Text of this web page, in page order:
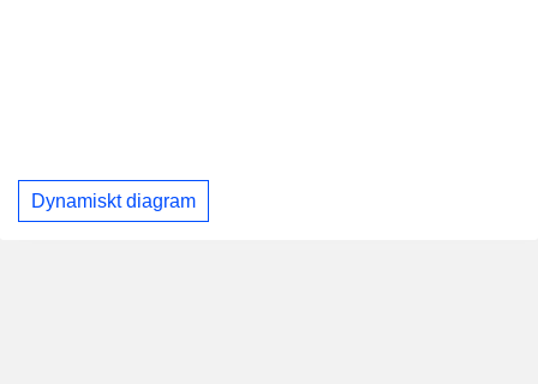
Dynamiskt diagram